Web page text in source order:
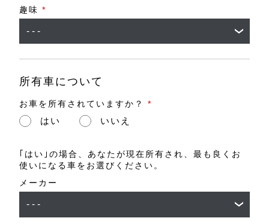
趣味 *
所有車について
お車を所有されていますか？ *
はい いいえ
｢はい｣の場合、あなたが現在所有され、最も良くお
使いになる車をお選びください。
メーカー